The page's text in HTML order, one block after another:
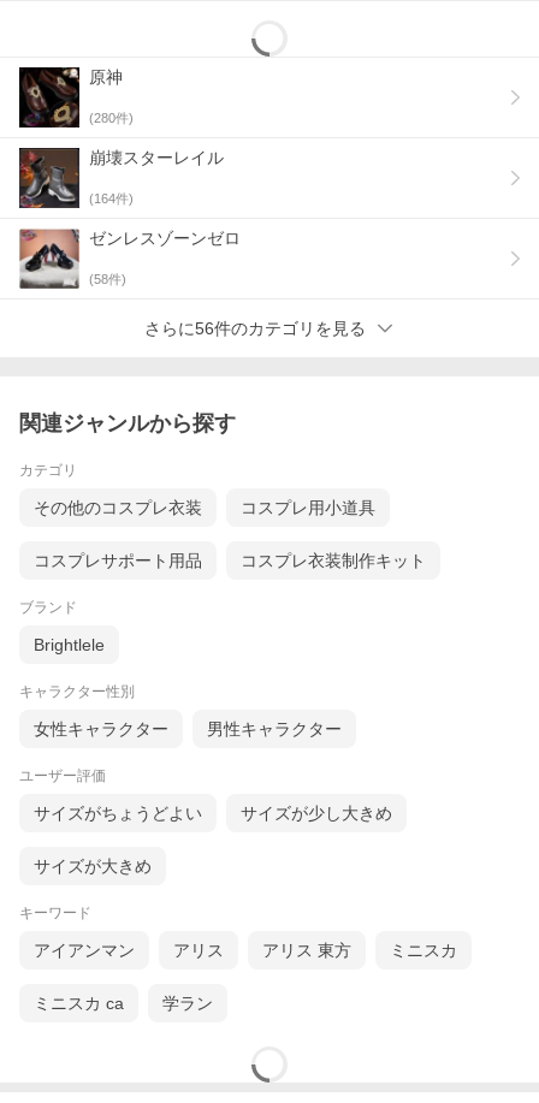
原神
(280件)
崩壊スターレイル
(164件)
ゼンレスゾーンゼロ
(58件)
さらに56件のカテゴリを見る
関連ジャンルから探す
カテゴリ
その他のコスプレ衣装 コスプレ用小道具
コスプレサポート用品 コスプレ衣装制作キット
ブランド
Brightlele
キャラクター性別
女性キャラクター 男性キャラクター
ユーザー評価
サイズがちょうどよい サイズが少し大きめ
サイズが大きめ
キーワード
アイアンマン アリス アリス 東方 ミニスカ
ミニスカ ca 学ラン